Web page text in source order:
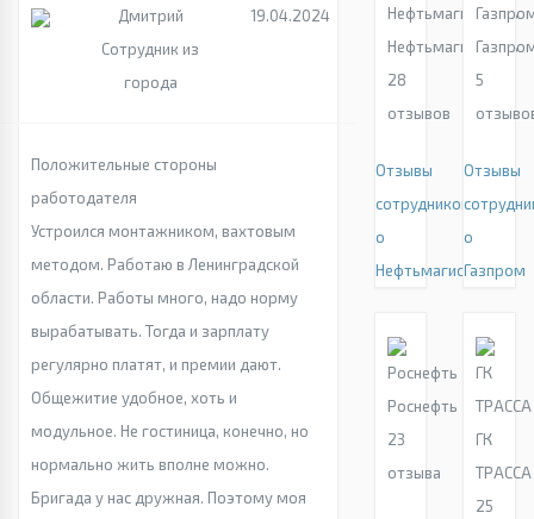
Дмитрий
Сотрудник из
города
19.04.2024
Положительные стороны
работодателя
Устроился монтажником, вахтовым
методом. Работаю в Ленинградской
области. Работы много, надо норму
вырабатывать. Тогда и зарплату
регулярно платят, и премии дают.
Общежитие удобное, хоть и
модульное. Не гостиница, конечно, но
нормально жить вполне можно.
Бригада у нас дружная. Поэтому моя
Нефтьмагистраль
28
отзывов
Отзывы
сотрудников
о
Нефтьмагистраль
5
Отзывы
о
Газпром
Роснефть
23
отзыва
ГК
ТРАССА
25